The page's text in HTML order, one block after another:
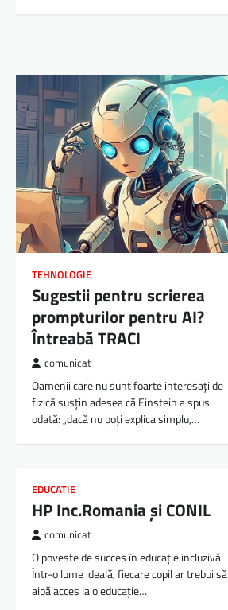
TEHNOLOGIE
Sugestii pentru scrierea
prompturilor pentru AI?
Întreabă TRACI
comunicat
Oamenii care nu sunt foarte interesați de
fizică susțin adesea că Einstein a spus
odată: „dacă nu poți explica simplu,…
EDUCATIE
HP Inc.Romania și CONIL
comunicat
O poveste de succes în educație incluzivă
Într-o lume ideală, fiecare copil ar trebui să
aibă acces la o educație…